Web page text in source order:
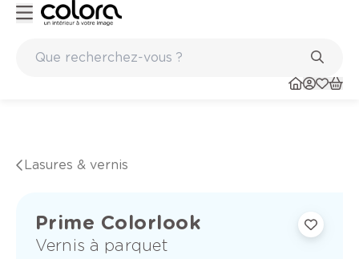
Lasures & vernis
Prime Colorlook
Vernis à parquet